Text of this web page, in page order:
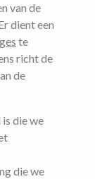
van de
dient een
te
richt de
de
die we
die we